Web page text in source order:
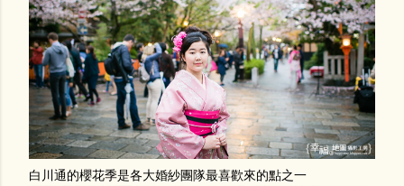
白川通的櫻花季是各大婚紗團隊最喜歡來的點之一